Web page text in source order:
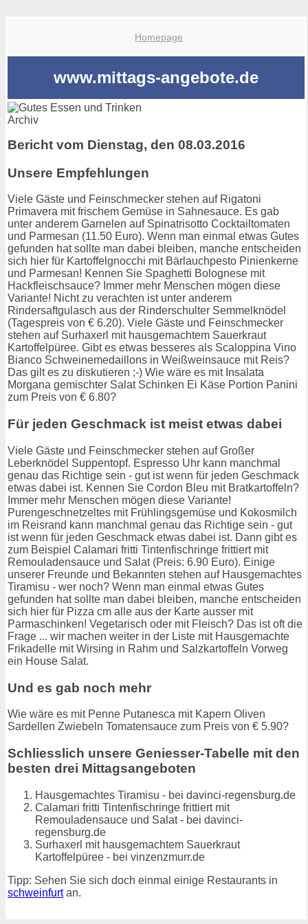
Homepage
www.mittags-angebote.de
Archiv
Bericht vom Dienstag, den 08.03.2016
Unsere Empfehlungen
Viele Gäste und Feinschmecker stehen auf Rigatoni
Primavera mit frischem Gemüse in Sahnesauce. Es gab
unter anderem Garnelen auf Spinatrisotto Cocktailtomaten
und Parmesan (11.50 Euro). Wenn man einmal etwas Gutes
gefunden hat sollte man dabei bleiben, manche entscheiden
sich hier für Kartoffelgnocchi mit Bärlauchpesto Pinienkerne
und Parmesan! Kennen Sie Spaghetti Bolognese mit
Hackfleischsauce? Immer mehr Menschen mögen diese
Variante! Nicht zu verachten ist unter anderem
Rindersaftgulasch aus der Rinderschulter Semmelknödel
(Tagespreis von € 6.20). Viele Gäste und Feinschmecker
stehen auf Surhaxerl mit hausgemachtem Sauerkraut
Kartoffelpüree. Gibt es etwas besseres als Scaloppina Vino
Bianco Schweinemedaillons in Weißweinsauce mit Reis?
Das gilt es zu diskutieren ;-) Wie wäre es mit Insalata
Morgana gemischter Salat Schinken Ei Käse Portion Panini
zum Preis von € 6.80?
Für jeden Geschmack ist meist etwas dabei
Viele Gäste und Feinschmecker stehen auf Großer
Leberknödel Suppentopf. Espresso Uhr kann manchmal
genau das Richtige sein - gut ist wenn für jeden Geschmack
etwas dabei ist. Kennen Sie Cordon Bleu mit Bratkartoffeln?
Immer mehr Menschen mögen diese Variante!
Purengeschnetzeltes mit Frühlingsgemüse und Kokosmilch
im Reisrand kann manchmal genau das Richtige sein - gut
ist wenn für jeden Geschmack etwas dabei ist. Dann gibt es
zum Beispiel Calamari fritti Tintenfischringe frittiert mit
Remouladensauce und Salat (Preis: 6.90 Euro). Einige
unserer Freunde und Bekannten stehen auf Hausgemachtes
Tiramisu - wer noch? Wenn man einmal etwas Gutes
gefunden hat sollte man dabei bleiben, manche entscheiden
sich hier für Pizza cm alle aus der Karte ausser mit
Parmaschinken! Vegetarisch oder mit Fleisch? Das ist oft die
Frage ... wir machen weiter in der Liste mit Hausgemachte
Frikadelle mit Wirsing in Rahm und Salzkartoffeln Vorweg
ein House Salat.
Und es gab noch mehr
Wie wäre es mit Penne Putanesca mit Kapern Oliven
Sardellen Zwiebeln Tomatensauce zum Preis von € 5.90?
Schliesslich unsere Geniesser-Tabelle mit den
besten drei Mittagsangeboten
Hausgemachtes Tiramisu - bei davinci-regensburg.de
Calamari fritti Tintenfischringe frittiert mit
Remouladensauce und Salat - bei davinci-
regensburg.de
Surhaxerl mit hausgemachtem Sauerkraut
Kartoffelpüree - bei vinzenzmurr.de
Tipp: Sehen Sie sich doch einmal einige Restaurants in
schweinfurtan.